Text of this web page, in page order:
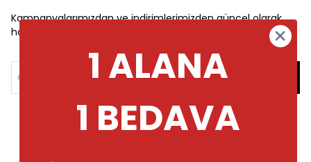
Kampanyalarımızdan ve indirimlerimizden güncel olarak
haberdar olun.
1 ALANA
1 BEDAVA